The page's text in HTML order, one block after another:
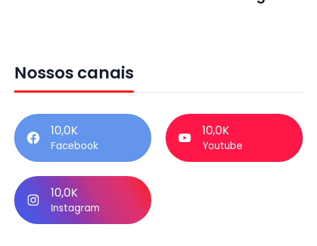
Nossos canais
10,0K
Facebook
10,0K
Youtube
10,0K
Instagram